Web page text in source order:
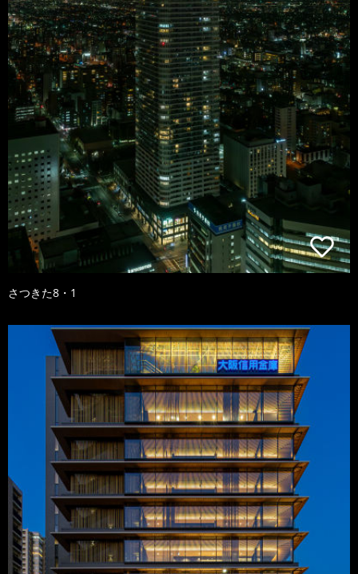
さつきた8・1